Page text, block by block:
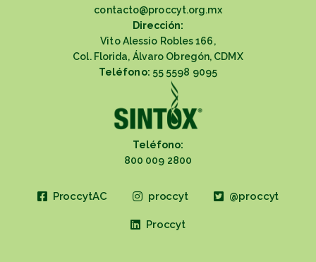
contacto@proccyt.org.mx
Dirección:
Vito Alessio Robles 166,
Col. Florida, Álvaro Obregón, CDMX
Teléfono: 55 5598 9095
Teléfono:
800 009 2800
ProccytAC proccyt @proccyt
Proccyt